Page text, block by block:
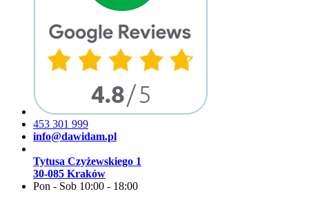
453 301 999
info@dawidam.pl
Tytusa Czyżewskiego 1
30-085 Kraków
Pon - Sob 10:00 - 18:00